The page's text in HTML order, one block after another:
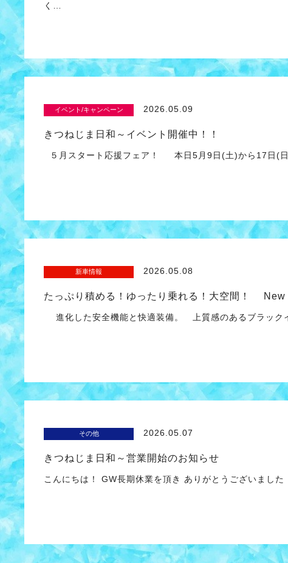
く…
イベント/キャンペーン 2026.05.09
きつねじま日和～イベント開催中！！
５月スタート応援フェア！ 本日5月9日(土)から17日(
新車情報 2026.05.08
たっぷり積める！ゆったり乗れる！大空間！ New
進化した安全機能と快適装備。 上質感のあるブラック
その他 2026.05.07
きつねじま日和～営業開始のお知らせ
こんにちは！ GW長期休業を頂き ありがとうございまし